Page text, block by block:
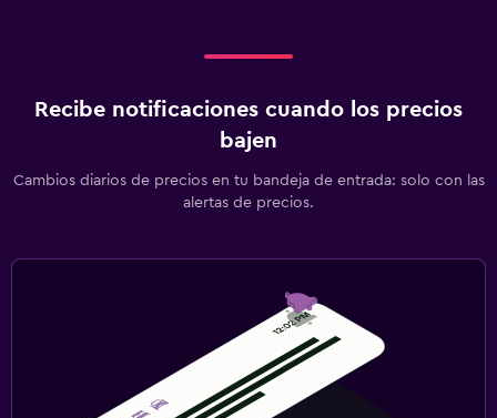
Recibe notificaciones cuando los precios
bajen
Cambios diarios de precios en tu bandeja de entrada: solo con las
alertas de precios.